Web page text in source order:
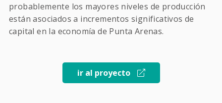
probablemente los mayores niveles de producción
están asociados a incrementos significativos de
capital en la economía de Punta Arenas.
ir al proyecto